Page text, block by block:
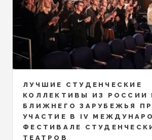
ЛУЧШИЕ СТУДЕНЧЕСКИЕ
КОЛЛЕКТИВЫ ИЗ РОССИИ
БЛИЖНЕГО ЗАРУБЕЖЬЯ
УЧАСТИЕ В IV
ФЕСТИВАЛЕ
ТЕАТРОВ